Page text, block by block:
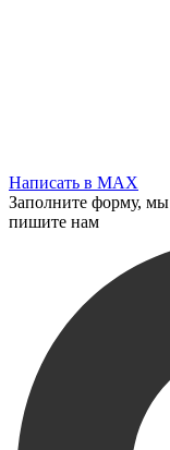
Написать в MAX
Заполните форму,
пишите нам